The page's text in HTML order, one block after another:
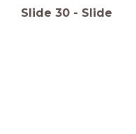
Slide 30 - Slide